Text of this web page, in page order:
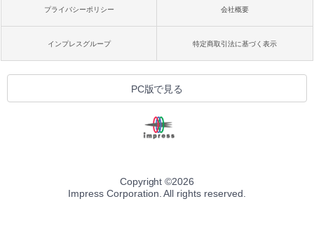
プライバシーポリシー 会社概要
インプレスグループ 特定商取引法に基づく表示
PC版で見る
Copyright ©2026
Impress Corporation. All rights reserved.